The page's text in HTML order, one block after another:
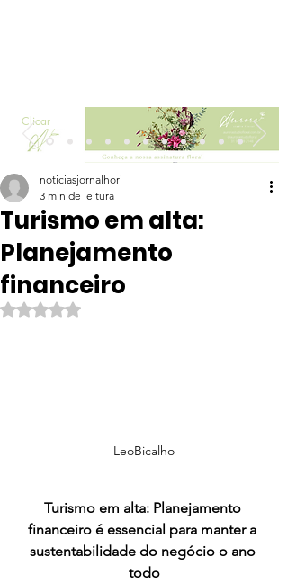
Clicar
Turismo em alta:
Planejamento
financeiro
noticiasjornalhori
3 min de leitura
Avaliado com NaN de 5 estrelas.
LeoBicalho
Turismo em alta: Planejamento
financeiro é essencial para manter a
sustentabilidade do negócio o ano
todo